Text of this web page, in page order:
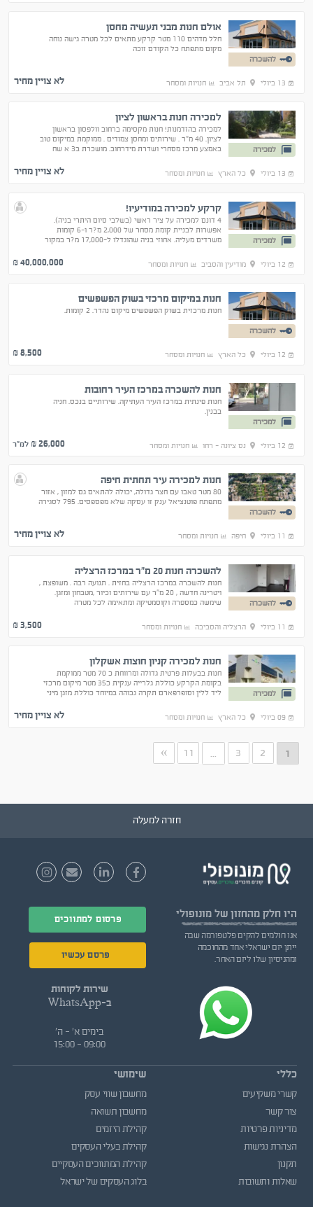
להשכרה
אולם חנות מבני תעשיה מחסן
חלל מדהים 110 מטר קרקע מתאים לכל מטרה גישה נוחה
מקום מתפתח כל הקודם זוכה
13 ביולי תל אביב חנויות ומסחר לא צויין מחיר
למכירה
למכירה חנות בראשון לציון
למכירה בהזדמנות! חנות מקסימה ברחוב וולפסון בראשון
לציון. 40 מ"ר . שירותים ומחסן צמודים . ממוקמת במיקום טוב
באמצע מרכז מסחרי ושדרת מידרחוב. מושכרת ב3 א שח
13 ביולי
כל הארץ חנויות ומסחר לא צויין מחיר
למכירה
קרקע למכירה במודיעיו!
4 דונם למכירה על ציר ראשי (בשלבי סיום היתרי בניה).
אפשרות לבניית קומת מסחר של 2,000 מ?ר ו-6 קומות
משרדים מעליה. אחוזי בניה שהוגדלו ל-17,000 מ?ר במקור
12 ביולי
מודיעין והסביב חנויות ומסחר 40,000,000
₪
להשכרה
חנות במיקום מרכזי בשוק הפשפשים
חנות מרכזית בשוק הפשפשים מיקום נהדר. 2 קומות.
12 ביולי כל הארץ חנויות ומסחר 8,500
₪
למכירה
חנות להשכרה במרכז העיר רחובות
חנות פינתית במרכז העיר העתיקה. שירותיים בנכס. חניה
בבנין.
12 ביולי נס ציונה - רחו חנויות ומסחר 26,000 ₪ למ"ר
להשכרה
חנות למכירה עיר תחתית חיפה
80 מטר טאבו עם חצר גדולה, יכולה להתאים גם למזון , אזור
מתפתח פוטנציאל ענק זו עסקה שלא מפספסים. 795 לסגירה
11 ביולי חיפה חנויות ומסחר לא צויין מחיר
להשכרה
להשכרה חנות 20 מ"ר במרכז הרצליה
חנות להשכרה במרכז הרצליה בחזית . תנועה רבה . משופצת ,
ויטרינה חדשה , 20 מ"ר עם שירותים וכיור ,מטבחון ומזגן.
שימשה כמספרה וקוסמטיקה ומתאימה לכל מטרה
11 ביולי הרצליה והסביבה חנויות ומסחר 3,500
₪
למכירה
חנות למכירה קניון חוצות אשקלון
חנות בבעלות פרטית גדולה ומרווחת כ 70 מטר ממוקמת
בקומת הקרקע כוללת גלרייה ענקית כ35 מטר מיקום מרכזי
ליד ללין וסופרפארם תקרה גבוהה במיוחד כוללת מזגן מיני
09 ביולי
כל הארץ חנויות ומסחר לא צויין מחיר
1
2
3
...
11
»
חזרה למעלה
היו חלק מהחזון של מונופולי
אנו חולמים להקים פלטפורמה שבה
ייתן יזם ישראלי אחד מהחוכמה
ומהניסיון שלו ליזם האחר.
פרסום למתווכים
פרסם עכשיו
שירות לקוחות
ב-WhatsApp
בימים א' - ה'
09:00 - 15:00
כללי
קשרי משקיעים
צור קשר
מדיניות פרטיות
הצהרת נגישות
תקנון
שאלות ותשובות
שימושי
מחשבון שווי עסק
מחשבון תשואה
קהילת היזמים
קהילת בעלי העסקים
קהילת המתווכים העסקיים
בלוג העסקים של ישראל